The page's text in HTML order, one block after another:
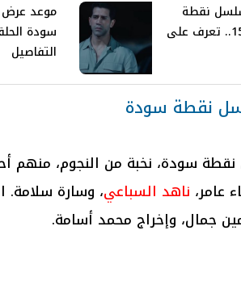
نقطة
سودة الحلقة 15.. تعرف على
موعد
التفاصيل
نقطة سودة
سودة، نخبة من النجوم، منهم
عامر، ناهد السباعي، وسارة سلامة.
جمال، وإخراج محمد أسامة.